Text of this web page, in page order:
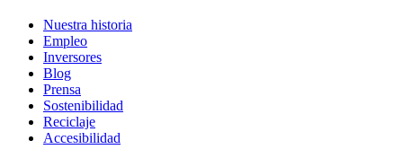
Nuestra historia
Empleo
Inversores
Blog
Prensa
Sostenibilidad
Reciclaje
Accesibilidad